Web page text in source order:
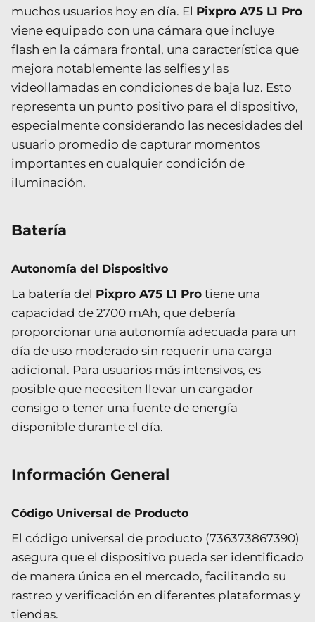
muchos usuarios hoy en día. El Pixpro A75 L1 Pro
viene equipado con una cámara que incluye
flash en la cámara frontal, una característica que
mejora notablemente las selfies y las
videollamadas en condiciones de baja luz. Esto
representa un punto positivo para el dispositivo,
especialmente considerando las necesidades del
usuario promedio de capturar momentos
importantes en cualquier condición de
iluminación.
Batería
Autonomía del Dispositivo
La batería del Pixpro A75 L1 Pro tiene una
capacidad de 2700 mAh, que debería
proporcionar una autonomía adecuada para un
día de uso moderado sin requerir una carga
adicional. Para usuarios más intensivos, es
posible que necesiten llevar un cargador
consigo o tener una fuente de energía
disponible durante el día.
Información General
Código Universal de Producto
El código universal de producto (736373867390)
asegura que el dispositivo pueda ser identificado
de manera única en el mercado, facilitando su
rastreo y verificación en diferentes plataformas y
tiendas.